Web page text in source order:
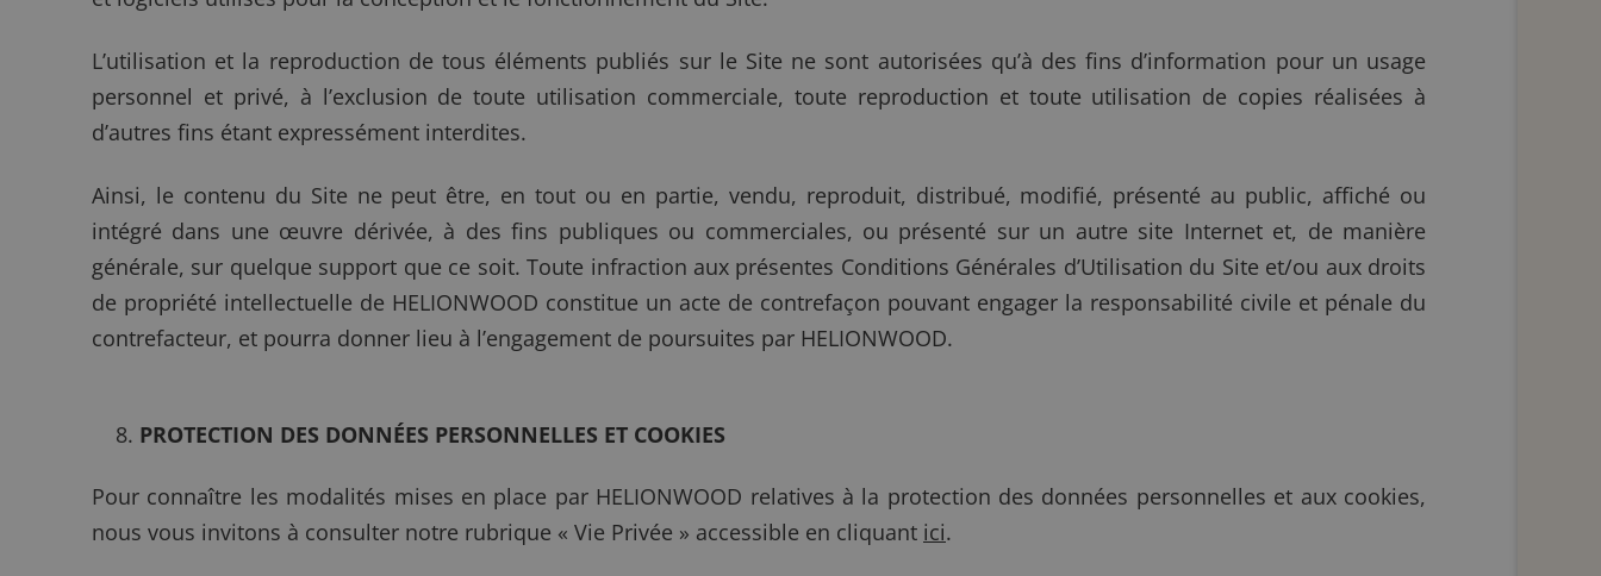
L’utilisation et la reproduction de tous éléments publiés sur le Site ne sont autorisées qu’à des fins d’information pour un usage
personnel et privé, à l’exclusion de toute utilisation commerciale, toute reproduction et toute utilisation de copies réalisées à
d’autres fins étant expressément interdites.
Ainsi, le contenu du Site ne peut être, en tout ou en partie, vendu, reproduit, distribué, modifié, présenté au public, affiché ou
intégré dans une œuvre dérivée, à des fins publiques ou commerciales, ou présenté sur un autre site Internet et, de manière
générale, sur quelque support que ce soit. Toute infraction aux présentes Conditions Générales d’Utilisation du Site et/ou aux droits
de propriété intellectuelle de HELIONWOOD constitue un acte de contrefaçon pouvant engager la responsabilité civile et pénale du
contrefacteur, et pourra donner lieu à l’engagement de poursuites par HELIONWOOD.
PROTECTION DES DONNÉES PERSONNELLES ET COOKIES
Pour connaître les modalités mises en place par HELIONWOOD relatives à la protection des données personnelles et aux cookies,
nous vous invitons à consulter notre rubrique « Vie Privée » accessible en cliquant ici.